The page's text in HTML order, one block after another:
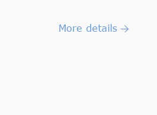
More details